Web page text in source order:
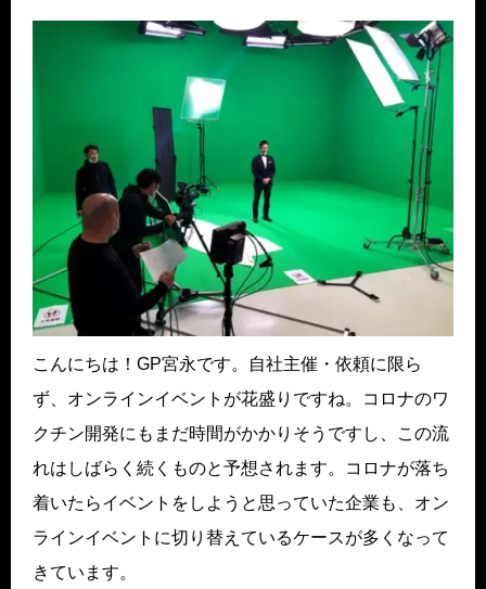
こんにちは！GP宮永です。自社主催・依頼に限ら
ず、オンラインイベントが花盛りですね。コロナのワ
クチン開発にもまだ時間がかかりそうですし、この流
れはしばらく続くものと予想されます。コロナが落ち
着いたらイベントをしようと思っていた企業も、オン
ラインイベントに切り替えているケースが多くなって
きています。